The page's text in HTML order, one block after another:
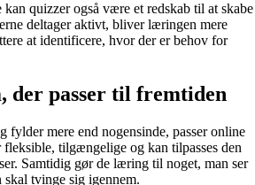
quizzer også være et redskab til at skabe
deltager aktivt, bliver læringen mere
at identificere, hvor der er behov for
der passer til fremtiden
mere end nogensinde, passer online
tilgængelige og kan tilpasses den
Samtidig gør de læring til noget, man ser
tvinge sig igennem.